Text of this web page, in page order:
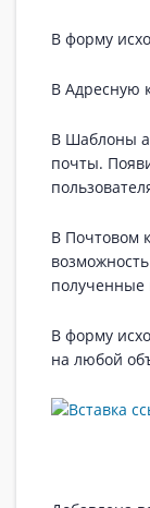
В форму
В Адресную
В Шаблоны
почты.
В Почтовом
полученные
В форму
на любой